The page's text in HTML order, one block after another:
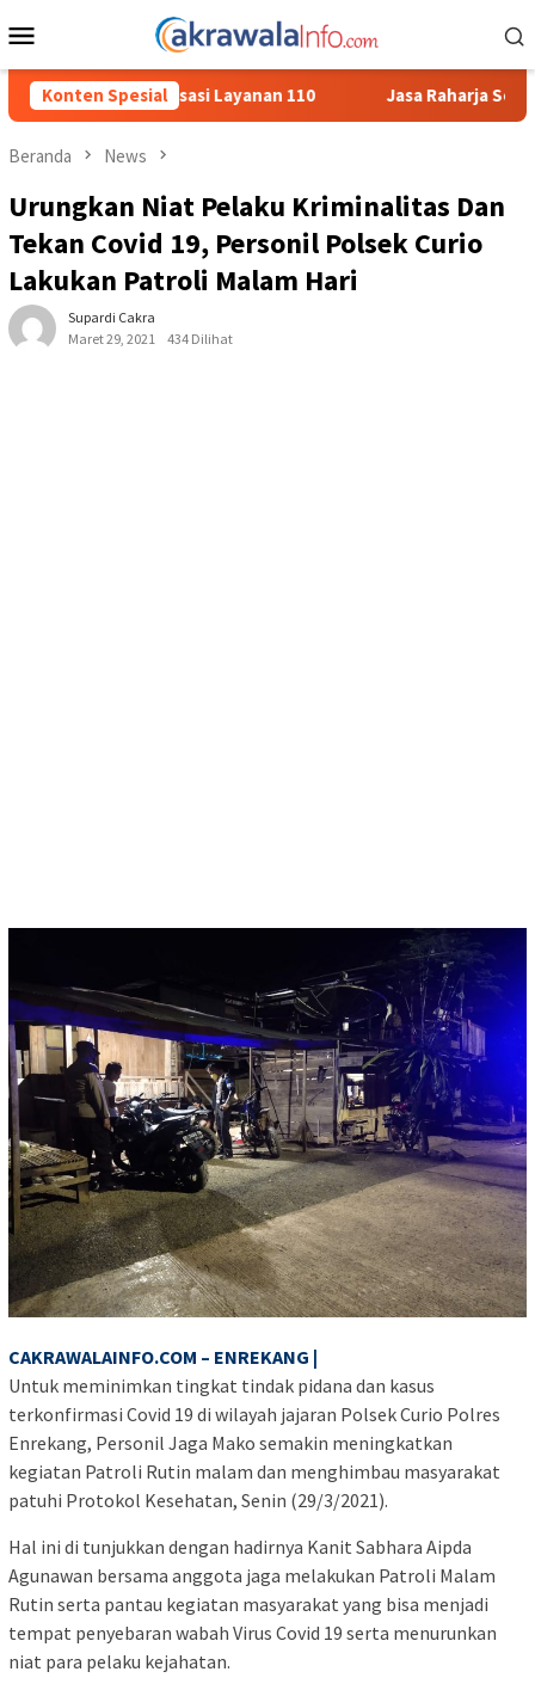
ke
Mobile
Konten Spesial
110 Jasa Raharja Serahkan Santunan kepada
Beranda News
Urungkan Niat Pelaku Kriminalitas Dan
Tekan Covid 19, Personil Polsek Curio
Lakukan Patroli Malam Hari
Supardi Cakra
Maret 29, 2021
434 Dilihat
CAKRAWALAINFO.COM – ENREKANG |
Untuk meminimkan tingkat tindak pidana dan kasus
terkonfirmasi Covid 19 di wilayah jajaran Polsek Curio Polres
Enrekang, Personil Jaga Mako semakin meningkatkan
kegiatan Patroli Rutin malam dan menghimbau masyarakat
patuhi Protokol Kesehatan, Senin (29/3/2021).
Hal ini di tunjukkan dengan hadirnya Kanit Sabhara Aipda
Agunawan bersama anggota jaga melakukan Patroli Malam
Rutin serta pantau kegiatan masyarakat yang bisa menjadi
tempat penyebaran wabah Virus Covid 19 serta menurunkan
niat para pelaku kejahatan.